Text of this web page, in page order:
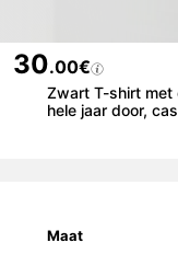
30.00€
Zwart T-shirt met
hele jaar door,
Maat